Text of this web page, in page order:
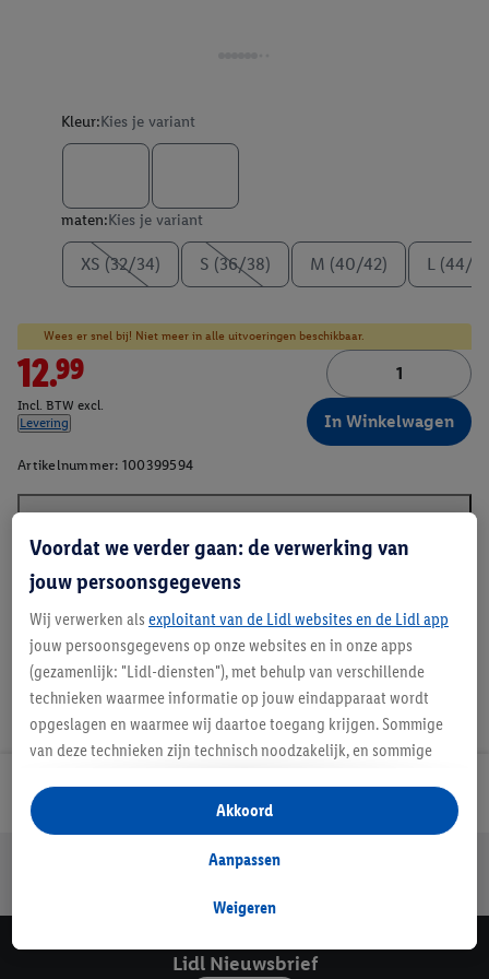
Kleur:Kies je variant
maten:Kies je variant
XS (32/34) S (36/38) M (40/42) L (44/
Wees er snel bij! Niet meer in alle uitvoeringen beschikbaar.
12.99
Incl. BTW excl.
Levering
In Winkelwagen
Artikelnummer: 100399594
Beschrijving
Lidl Nieuwsbrief
Jouw voordelen bij ons als Lidl webshop klant
Lidl Nieuwsbrief
Voordat we verder gaan: de verwerking van
jouw persoonsgegevens
Wij verwerken als exploitant van de Lidl websites en de Lidl app
jouw persoonsgegevens op onze websites en in onze apps
(gezamenlijk: "Lidl-diensten"), met behulp van verschillende
technieken waarmee informatie op jouw eindapparaat wordt
opgeslagen en waarmee wij daartoe toegang krijgen. Sommige
van deze technieken zijn technisch noodzakelijk, en sommige
opslaan van voorkeursinstellingen, het verzamelen en
analyseren van statistieken of voor het tonen van
gepersonaliseerde reclame binnen en buiten de Lidl-diensten.
gegevens over jouw aankoopgedrag in de winkel ook voor de
Als je hier toestemming geeft aan ons voor het personaliseren
Weigeren
Aanpassen
Akkoord